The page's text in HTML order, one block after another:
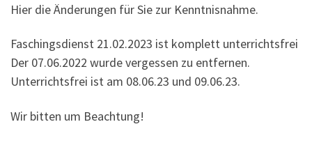
Hier die Änderungen für Sie zur Kenntnisnahme.
Faschingsdienst 21.02.2023 ist komplett unterrichtsfrei
Der 07.06.2022 wurde vergessen zu entfernen.
Unterrichtsfrei ist am 08.06.23 und 09.06.23.
Wir bitten um Beachtung!